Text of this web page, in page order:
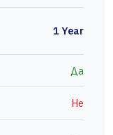
1 Year
Да
Не